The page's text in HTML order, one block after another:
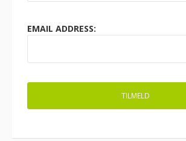
EMAIL ADDRESS: